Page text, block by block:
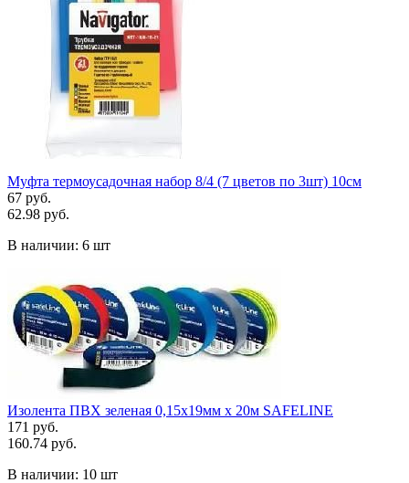
Муфта термоусадочная набор 8/4 (7 цветов по 3шт) 10см
67 руб.
62.98 руб.
В наличии: 6 шт
Изолента ПВХ зеленая 0,15х19мм х 20м SAFELINE
171 руб.
160.74 руб.
В наличии: 10 шт